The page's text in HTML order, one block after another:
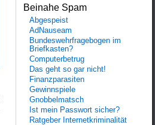
Beinahe Spam
Abgespeist
AdNauseam
Bundeswehrfragebogen im
Briefkasten?
Computerbetrug
Das geht so gar nicht!
Finanzparasiten
Gewinnspiele
Gnobbelmatsch
Ist mein Passwort sicher?
Ratgeber Internetkriminalität